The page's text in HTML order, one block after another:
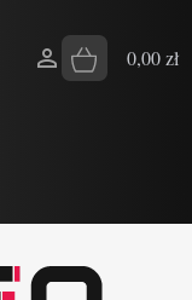
0,00 zł
